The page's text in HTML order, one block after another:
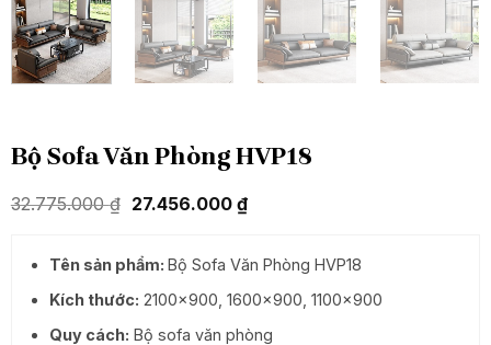
Bộ Sofa Văn Phòng HVP18
32.775.000₫ Giá
32.775.000 ₫.
27.456.000 ₫Giá
hiện
là:
27.456.000 ₫.
Tên sản phẩm: Bộ Sofa Văn Phòng HVP18
Kích thước: 2100×900, 1600×900, 1100×900
Quy cách: Bộ sofa văn phòng